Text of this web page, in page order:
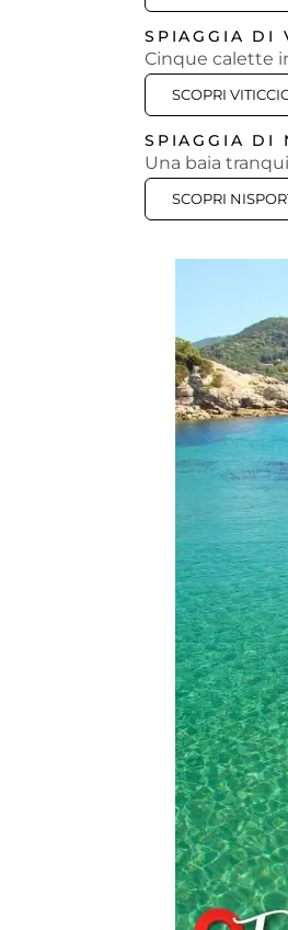
SPIAGGIA DI
Cinque calette
SCOPRI
SPIAGGIA DI
Una baia
SCOPRI